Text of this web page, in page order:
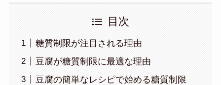
目次
糖質制限が注目される理由
豆腐が糖質制限に最適な理由
豆腐の簡単なレシピで始める糖質制限